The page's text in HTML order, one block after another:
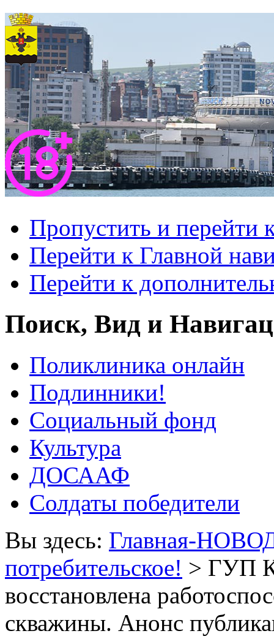
Пропустить и перейти
Перейти к Главной
Перейти к
Поиск, Вид и
Поликлиника онлайн
Подлинники!
Социальный фонд
Культура
ДОСААФ
Солдаты победители
Вы здесь: Главная-
потребительское! > ГУП
восстановлена
скважины. Анонс